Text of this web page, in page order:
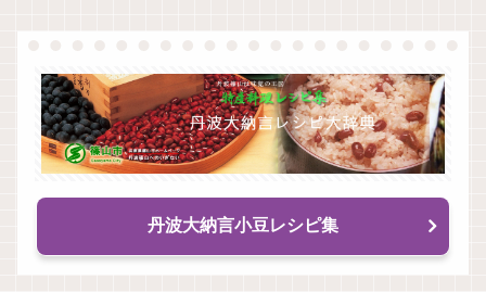
丹波大納言小豆レシピ集